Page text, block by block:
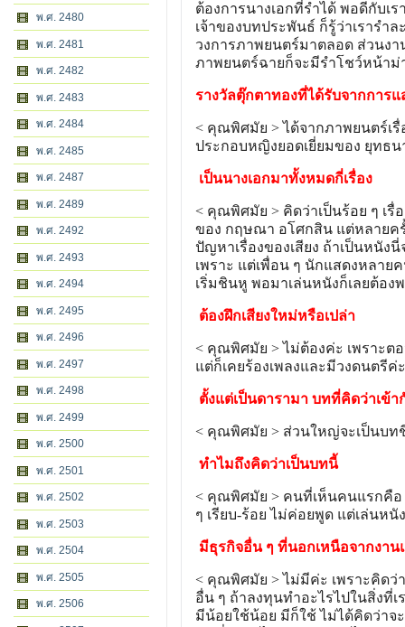
พ.ศ. 2480
พ.ศ. 2481
พ.ศ. 2482
พ.ศ. 2483
พ.ศ. 2484
พ.ศ. 2485
พ.ศ. 2487
พ.ศ. 2489
พ.ศ. 2492
พ.ศ. 2493
พ.ศ. 2494
พ.ศ. 2495
พ.ศ. 2496
พ.ศ. 2497
พ.ศ. 2498
พ.ศ. 2499
พ.ศ. 2500
พ.ศ. 2501
พ.ศ. 2502
พ.ศ. 2503
พ.ศ. 2504
พ.ศ. 2505
พ.ศ. 2506
ต้องการนางเอกที่รำได้ พอดีกับ
เจ้าของบทประพันธ์ ก็รู้ว่าเรารำ
วงการภาพยนตร์มาตลอด ส่วนงา
ภาพยนตร์ฉายก็จะมีรำโชว์หน้าม่
รางวัลตุ๊กตาทองที่ได้รับจากการแ
< คุณพิศมัย > ได้จากภาพยนตร์เ
ประกอบหญิงยอดเยี่ยมของ ยุทธน
เป็นนางเอกมาทั้งหมดกี่เรื่อง
< คุณพิศมัย > คิดว่าเป็นร้อย ๆ เรื่
ของ กฤษณา อโศกสิน แต่หลายครั้
ปัญหาเรื่องของเสียง ถ้าเป็นหนัง
เพราะ แต่เพื่อน ๆ นักแสดงหลาย
เริ่มชินหู พอมาเล่นหนังก็เลยต้องพ
ต้องฝึกเสียงใหม่หรือเปล่า
< คุณพิศมัย > ไม่ต้องค่ะ เพราะต
แต่ก็เคยร้องเพลงและมีวงดนตรีค่
ตั้งแต่เป็นดารามา บทที่คิดว่าเข้
< คุณพิศมัย > ส่วนใหญ่จะเป็นบท
ทำไมถึงคิดว่าเป็นบทนี้
< คุณพิศมัย > คนที่เห็นคนแรกคื
ๆ เรียบ-ร้อย ไม่ค่อยพูด แต่เล่นห
มีธุรกิจอื่น ๆ ที่นอกเหนือจากงาน
< คุณพิศมัย > ไม่มีค่ะ เพราะคิดว่
อื่น ๆ ถ้าลงทุนทำอะไรไปในสิ่งที่
มีน้อยใช้น้อย มีก็ใช้ ไม่ได้คิดว่าจ